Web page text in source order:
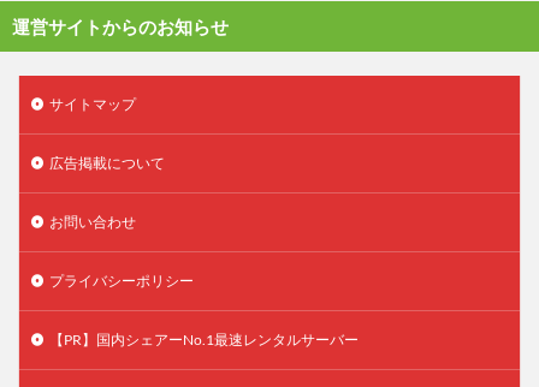
運営サイトからのお知らせ
サイトマップ
広告掲載について
お問い合わせ
プライバシーポリシー
【PR】国内シェアーNo.1最速レンタルサーバー